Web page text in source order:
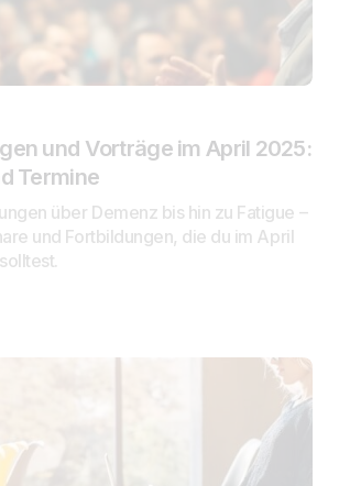
und Vorträge im April 2025:
Termine
über Demenz bis hin zu Fatigue –
und Fortbildungen, die du im April